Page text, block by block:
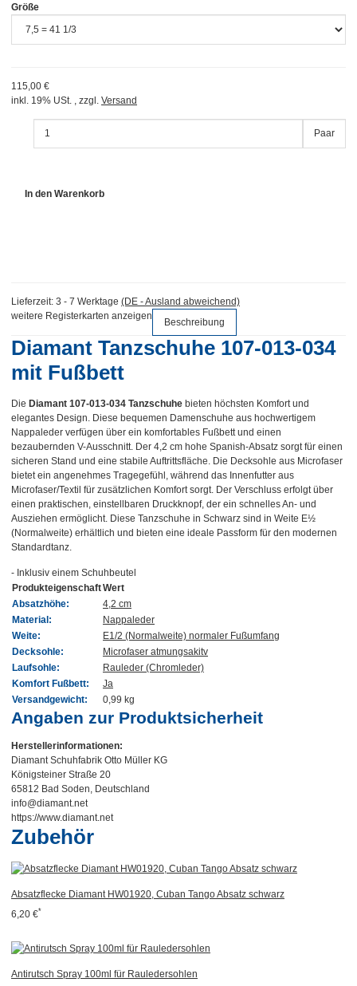
Größe
115,00 €
inkl. 19% USt. , zzgl. Versand
Paar
In den Warenkorb
Lieferzeit: 3 - 7 Werktage (DE - Ausland abweichend)
weitere Registerkarten anzeigen
Beschreibung
Diamant Tanzschuhe 107-013-034
mit Fußbett
Die Diamant 107-013-034 Tanzschuhe bieten höchsten Komfort und
elegantes Design. Diese bequemen Damenschuhe aus hochwertigem
Nappaleder verfügen über ein komfortables Fußbett und einen
bezaubernden V-Ausschnitt. Der 4,2 cm hohe Spanish-Absatz sorgt für einen
sicheren Stand und eine stabile Auftrittsfläche. Die Decksohle aus Microfaser
bietet ein angenehmes Tragegefühl, während das Innenfutter aus
Microfaser/Textil für zusätzlichen Komfort sorgt. Der Verschluss erfolgt über
einen praktischen, einstellbaren Druckknopf, der ein schnelles An- und
Ausziehen ermöglicht. Diese Tanzschuhe in Schwarz sind in Weite E½
(Normalweite) erhältlich und bieten eine ideale Passform für den modernen
Standardtanz.
- Inklusiv einem Schuhbeutel
ProdukteigenschaftWert
Absatzhöhe:
4,2 cm
Material:
Nappaleder
Weite:
E1/2 (Normalweite) normaler Fußumfang
Decksohle:
Microfaser atmungsakitv
Laufsohle:
Rauleder (Chromleder)
Komfort Fußbett:
Ja
Versandgewicht:
0,99 kg
Angaben zur Produktsicherheit
Herstellerinformationen:
Diamant Schuhfabrik Otto Müller KG
Königsteiner Straße 20
65812 Bad Soden, Deutschland
info@diamant.net
https://www.diamant.net
Zubehör
Absatzflecke Diamant HW01920, Cuban Tango Absatz schwarz
6,20 €*
Antirutsch Spray 100ml für Rauledersohlen